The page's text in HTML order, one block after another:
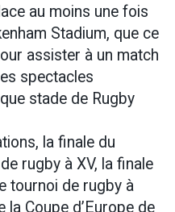
au moins une fois
Stadium, que ce
assister à un match
spectacles
stade de Rugby
la finale du
rugby à XV, la finale
tournoi de rugby à
Coupe d’Europe de